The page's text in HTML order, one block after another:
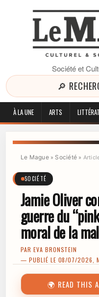
Société et
🔎
À LA UNE ARTS
Le Mague» Société»
SOCIÉTÉ
Jamie Oliver
guerre du
moral de la
PAR EVA BRONSTEIN
— PUBLIÉ LE 08/07/2026,
🌍 READ THIS